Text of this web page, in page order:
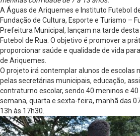
A Águas de Ariquemes e Instituto Futebol
Fundação de Cultura, Esporte e Turismo –
Prefeitura Municipal, lançam na tarde
Futebol de Rua. O objetivo é promover a
proporcionar saúde e qualidade de vida
de Ariquemes.
O projeto irá contemplar alunos de escolas
pelas secretárias municipais, educação,
contraturno escolar, sendo 40 meninos e
semana, quarta e sexta-feira, manhã das
13h às 17h30.